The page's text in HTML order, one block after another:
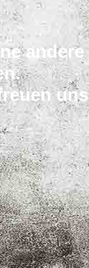
andere
uns